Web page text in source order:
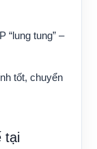
“lung tung” –
tốt, chuyển
tại